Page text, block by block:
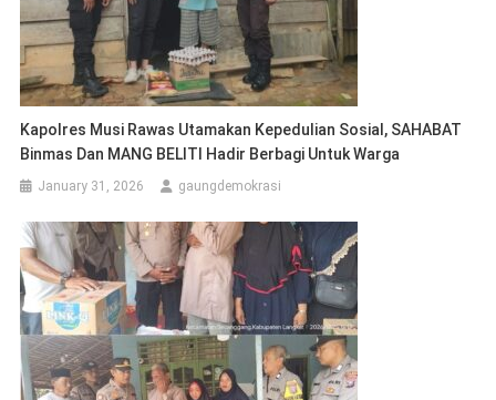
Kapolres Musi Rawas Utamakan Kepedulian Sosial, SAHABAT
Binmas Dan MANG BELITI Hadir Berbagi Untuk Warga
January 31, 2026 gaungdemokrasi